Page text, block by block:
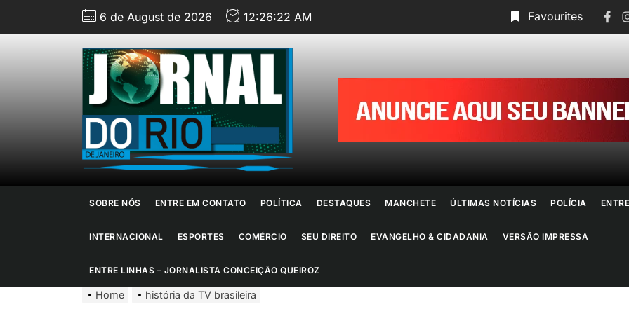
6 de August de 2026 12:26:23 AM Favourites
Jornal
do
Rio
de
Janeiro
SOBRE NÓS ENTRE EM CONTATO POLÍTICA DESTAQUES MANCHETE ÚLTIMAS NOTÍCIAS POLÍCIA
INTERNACIONAL ESPORTES COMÉRCIO SEU DIREITO EVANGELHO & CIDADANIA VERSÃO IMPRESSA
ENTRE LINHAS – JORNALISTA CONCEIÇÃO QUEIROZ
Home história da TV brasileira